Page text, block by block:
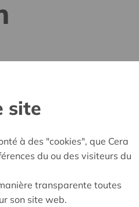
site
à des "cookies", que Cera
du ou des visiteurs du
transparente toutes
son site web.